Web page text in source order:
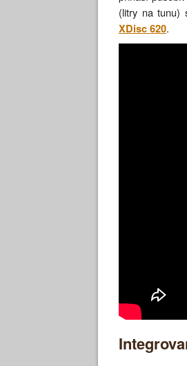
(litry na
XDisc 620.